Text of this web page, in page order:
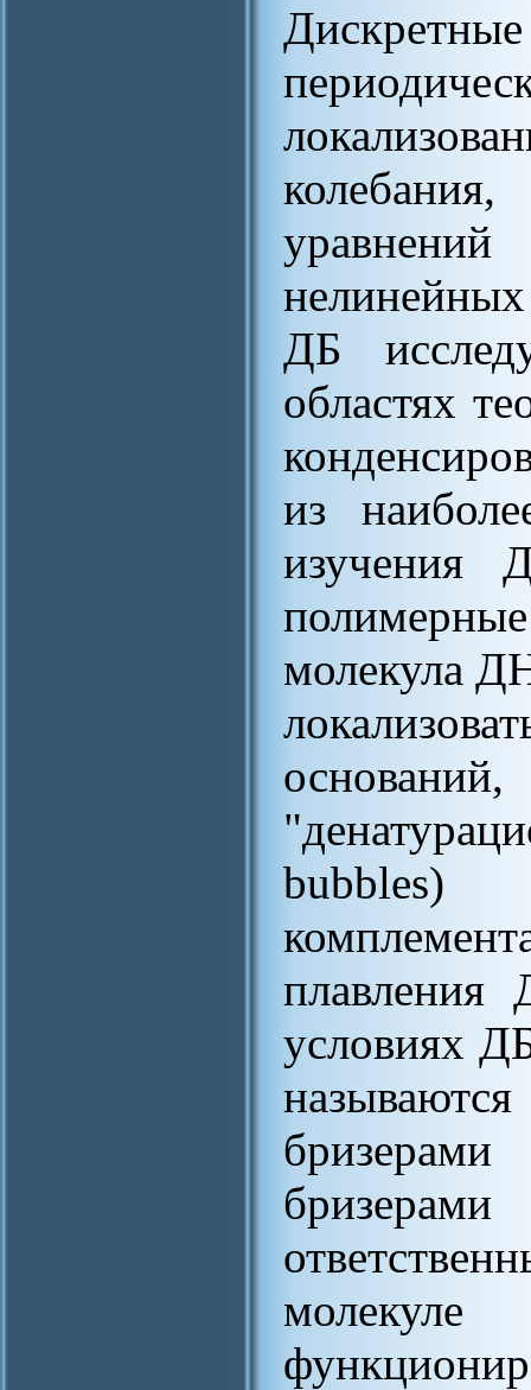
ДБ
областях
из
изучения
молекула
оснований,
bubbles)
условиях